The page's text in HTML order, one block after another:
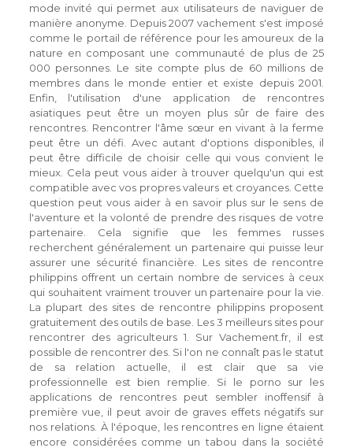
mode invité qui permet aux utilisateurs de naviguer de
manière anonyme. Depuis 2007 vachement s'est imposé
comme le portail de référence pour les amoureux de la
nature en composant une communauté de plus de 25
000 personnes. Le site compte plus de 60 millions de
membres dans le monde entier et existe depuis 2001.
Enfin, l'utilisation d'une application de rencontres
asiatiques peut être un moyen plus sûr de faire des
rencontres. Rencontrer l'âme sœur en vivant à la ferme
peut être un défi. Avec autant d'options disponibles, il
peut être difficile de choisir celle qui vous convient le
mieux. Cela peut vous aider à trouver quelqu'un qui est
compatible avec vos propres valeurs et croyances. Cette
question peut vous aider à en savoir plus sur le sens de
l'aventure et la volonté de prendre des risques de votre
partenaire. Cela signifie que les femmes russes
recherchent généralement un partenaire qui puisse leur
assurer une sécurité financière. Les sites de rencontre
philippins offrent un certain nombre de services à ceux
qui souhaitent vraiment trouver un partenaire pour la vie.
La plupart des sites de rencontre philippins proposent
gratuitement des outils de base. Les 3 meilleurs sites pour
rencontrer des agriculteurs 1. Sur Vachement.fr, il est
possible de rencontrer des. Si l'on ne connaît pas le statut
de sa relation actuelle, il est clair que sa vie
professionnelle est bien remplie. Si le porno sur les
applications de rencontres peut sembler inoffensif à
première vue, il peut avoir de graves effets négatifs sur
nos relations. À l'époque, les rencontres en ligne étaient
encore considérées comme un tabou dans la société